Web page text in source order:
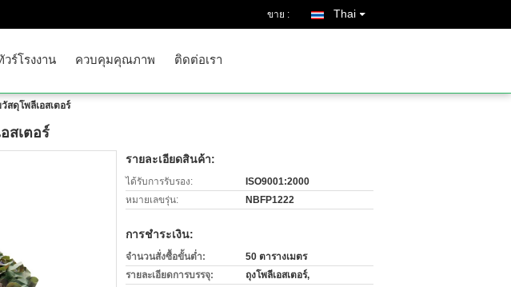
ขาย : Thai
วร์โรงงาน ควบคุมคุณภาพ ติดต่อเรา
สดุโพลีเอสเตอร์
สเตอร์
รายละเอียดสินค้า:
ได้รับการรับรอง:
ISO9001:2000
หมายเลขรุ่น:
NBFP1222
การชำระเงิน:
จำนวนสั่งซื้อขั้นต่ำ:
50 ตารางเมตร
รายละเอียดการบรรจุ:
ถุงโพลีเอสเตอร์,